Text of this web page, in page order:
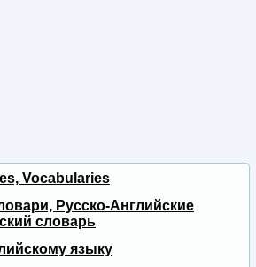
Vocabularies
Русско-Английские
словарь
языку